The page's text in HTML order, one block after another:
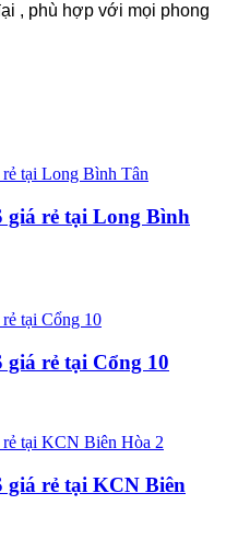
, phù hợp với mọi phong
giá rẻ tại Long Bình
giá rẻ tại Cổng 10
giá rẻ tại KCN Biên